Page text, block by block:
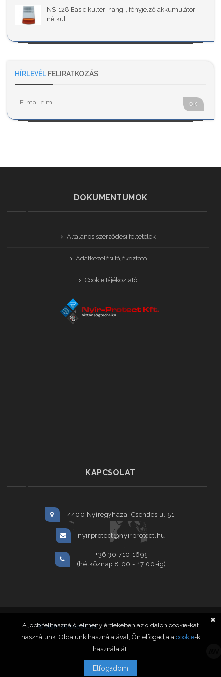
NS-128 Basic kültéri hang-, fényjelző akkumulátor
nélkül
HÍRLEVÉL FELIRATKOZÁS
OK
DOKUMENTUMOK
Általános szerződési feltételek
Adatkezelési tájékoztató
Cookie tájékoztató
KAPCSOLAT
4400 Nyíregyháza, Csendes u. 51.
nyirprotect@nyirprotect.hu
+36 30 710 1695
(hétköznap 8:00 - 17:00-ig)
© Nyír-Protect.hu2020. Minden jog fenntartva.
A jobb felhasználói élmény érdekében az oldalon cookie-kat
használunk. Oldalunk használatával, Ön elfogadja a cookie-k
használatát.
Elfogadom
✖